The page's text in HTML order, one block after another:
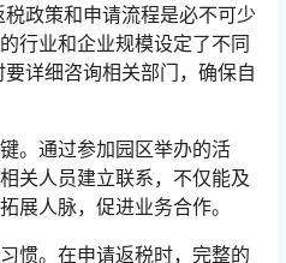
政策和申请流程是必不可少
行业和企业规模设定了不同
详细咨询相关部门，确保自
。通过参加园区举办的活
关人员建立联系，不仅能及
展人脉，促进业务合作。
惯。在申请返税时，完整的